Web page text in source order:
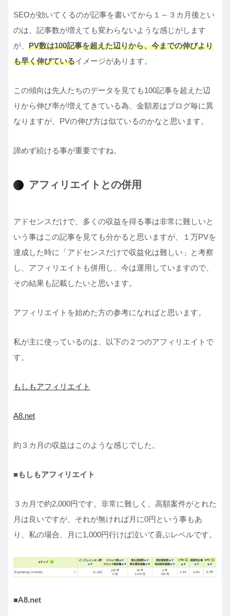
SEOが効いてくるのが記事を書いてから１～３カ月後とい
のは、記事数が増えても変わらないような感じがします
が、 PV数は100記事を超えた辺りから、今までの伸びより
も早く伸びているイメージがあります。
この傾向は先人たちのデータを見ても100記事を超えた辺
りから伸び率が増えてきている為、金額差はブログ毎に異
なりますが、PVの伸び方は似ているのかなと思います。
諦めず続ける事が重要ですね。
アフィリエイトとの併用
アドセンスだけで、多くの収益を得る事は非常に難しいと
いう事はこの記事を見ても分かると思いますが、１万PVを
達成した時に「アドセンスだけで収益化は難しい」と考察
し、アフィリエイトも併用し、今は運用していますので、
その結果も記載したいと思います。
アフィリエイトを始めた方の参考になればと思います。
私が主に使っているのは、以下の２つのアフィリエイトで
す。
もしもアフィリエイト
A8.net
約３カ月の収益はこのような感じでした。
■もしもアフィリエイト
３カ月で約2,000円です。非常に難しく、高額案件がとれた
月は良いですが、それが無ければ月に0円という事もあ
り、私の場合、月に1,000円行けば泣いて喜ぶレベルです。
■A8.net